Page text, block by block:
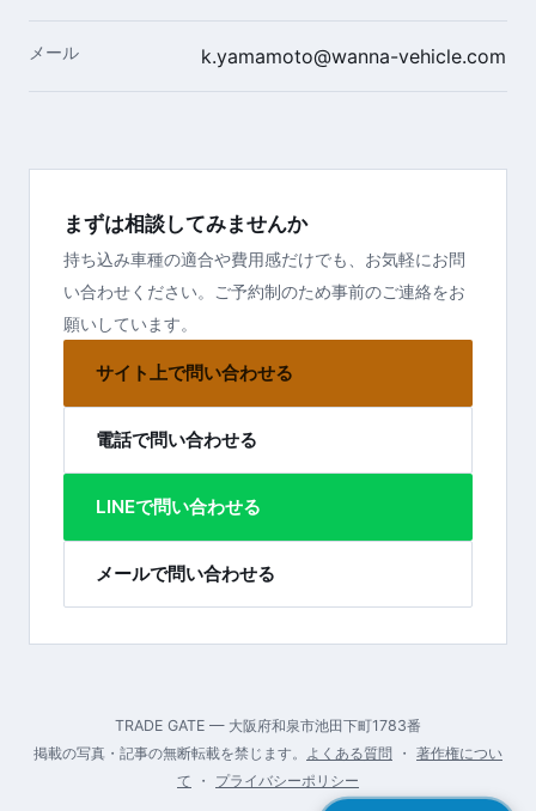
メール k.yamamoto@wanna-vehicle.com
まずは相談してみませんか
持ち込み車種の適合や費用感だけでも、お気軽にお問
い合わせください。ご予約制のため事前のご連絡をお
願いしています。
サイト上で問い合わせる
電話で問い合わせる
LINEで問い合わせる
メールで問い合わせる
TRADE GATE — 大阪府和泉市池田下町1783番
掲載の写真・記事の無断転載を禁じます。 よくある質問 ・ 著作権につい
て ・ プライバシーポリシー